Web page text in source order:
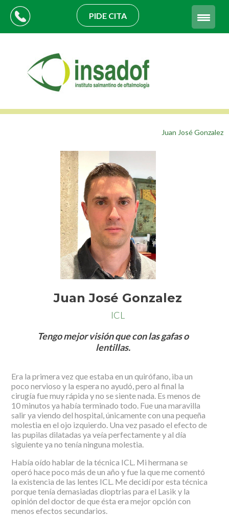
PIDE CITA
Juan José Gonzalez
Juan José Gonzalez
ICL
Tengo mejor visión que con las gafas o
lentillas.
Era la primera vez que estaba en un quirófano, iba un
poco nervioso y la espera no ayudó, pero al final la
cirugía fue muy rápida y no se siente nada. Es menos de
10 minutos ya había terminado todo. Fue una maravilla
salir ya viendo del hospital, únicamente con una pequeña
molestia en el ojo izquierdo. Una vez pasado el efecto de
las pupilas dilatadas ya veía perfectamente y al día
siguiente ya no tenía ninguna molestia.
Había oído hablar de la técnica ICL. Mi hermana se
operó hace poco más de un año y fue la que me comentó
la existencia de las lentes ICL. Me decidí por esta técnica
porque tenía demasiadas dioptrias para el Lasik y la
opinión del doctor de que ésta era mejor opción con
menos efectos secundarios.